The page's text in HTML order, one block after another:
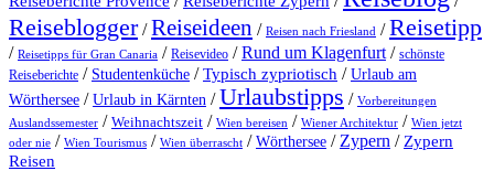
Reiseblogger/Reiseideen / Reisen nach Friesland /Reisetipp
/ Reisetipps für Gran Canaria / Reisevideo /Rund um Klagenfurt / schönste
Reiseberichte / Studentenküche /Typisch zypriotisch / Urlaub am
Wörthersee / Urlaub in Kärnten /Urlaubstipps / Vorbereitungen
Auslandssemester / Weihnachtszeit / Wien bereisen / Wiener Architektur / Wien jetzt
oder nie / Wien Tourismus / Wien überrascht /Wörthersee / Zypern / Zypern
Reisen